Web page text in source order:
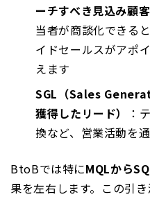
ーチすべき見込み顧客
当者が商談化できる
イドセールスがアポ
えます
SGL（Sales
獲得したリード）
：
換など、営業活動を
BtoBでは特にMQLから
果を左右します。この引